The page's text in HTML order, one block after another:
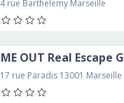
4 rue Barthelemy Marseille
17 rue Paradis 13001 Marseille